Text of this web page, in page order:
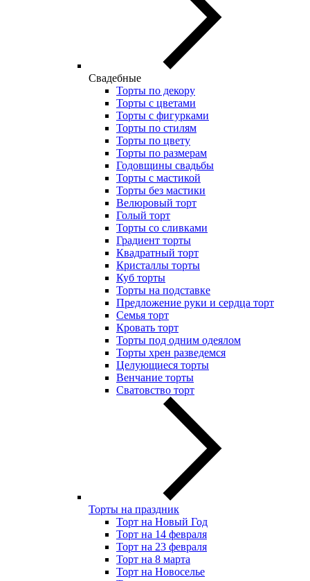
Свадебные
Торты по декору
Торты с цветами
Торты с фигурками
Торты по стилям
Торты по цвету
Торты по размерам
Годовщины свадьбы
Торты с мастикой
Торты без мастики
Велюровый торт
Голый торт
Торты со сливками
Градиент торты
Квадратный торт
Кристаллы торты
Куб торты
Торты на подставке
Предложение руки и сердца торт
Семья торт
Кровать торт
Торты под одним одеялом
Торты хрен разведемся
Целующиеся торты
Венчание торты
Сватовство торт
Торты на праздник
Торт на Новый Год
Торт на 14 февраля
Торт на 23 февраля
Торт на 8 марта
Торт на Новоселье